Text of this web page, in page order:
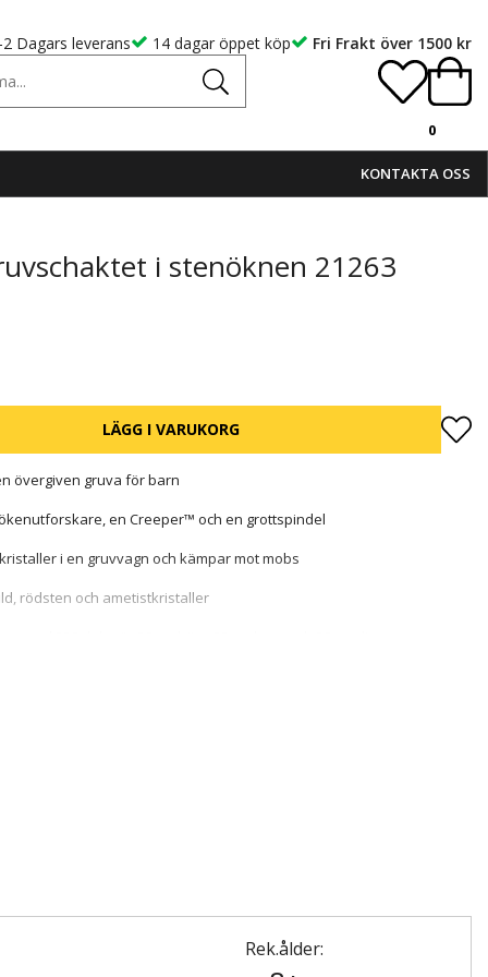
2 Dagars leverans 14 dagar öppet köp Fri Frakt över 1500 kr
0
KONTAKTA OSS
i stenöknen 21263
LÄGG I VARUKORG
övergiven gruva för barn
en Creeper™ och en grottspindel
i en gruvvagn och kämpar mot mobs
rödsten och ametistkristaller
Rek.ålder: